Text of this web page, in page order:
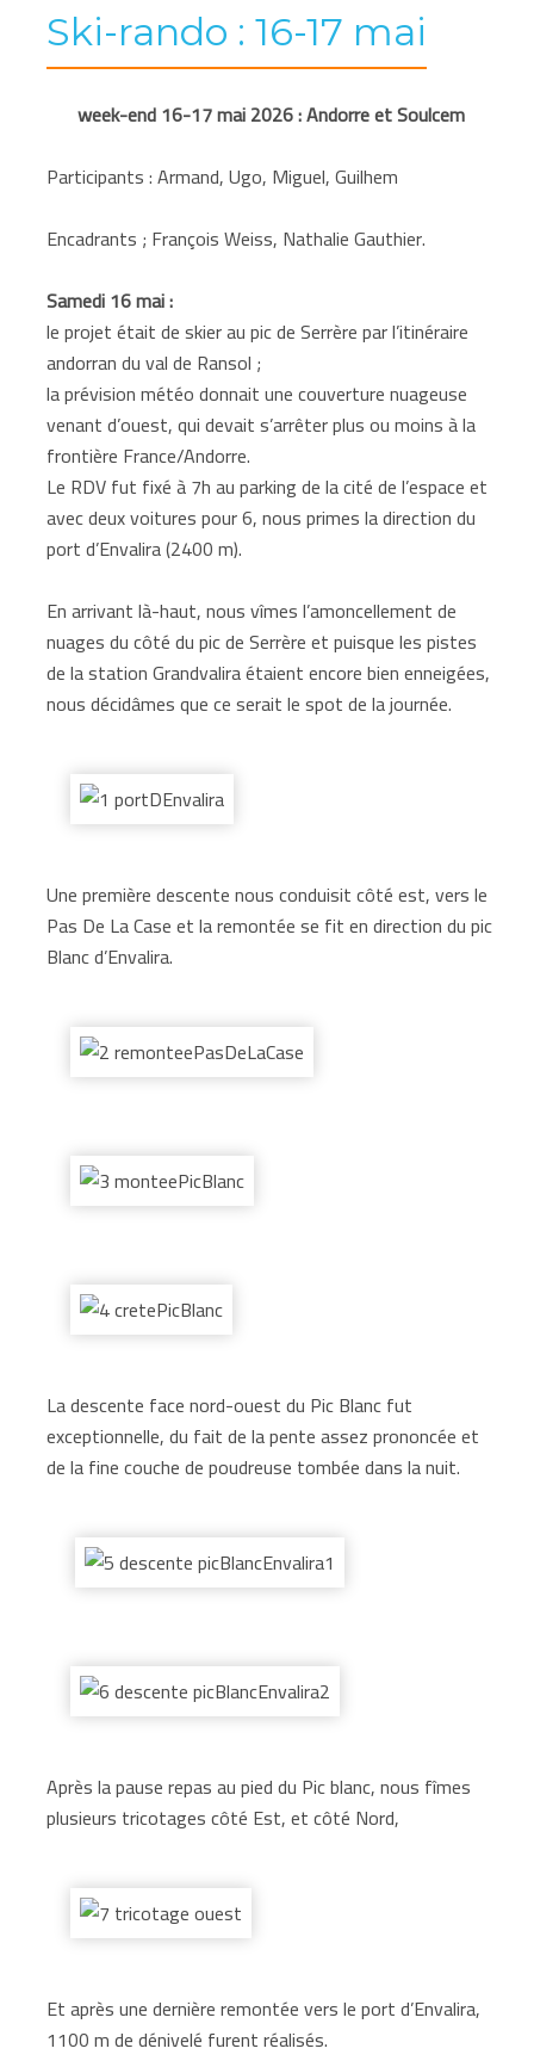
Ski-rando : 16-17 mai
week-end 16-17 mai 2026 : Andorre et Soulcem
Participants : Armand, Ugo, Miguel, Guilhem
Encadrants ; François Weiss, Nathalie Gauthier.
Samedi 16 mai :
le projet était de skier au pic de Serrère par l’itinéraire
andorran du val de Ransol ;
la prévision météo donnait une couverture nuageuse
venant d’ouest, qui devait s’arrêter plus ou moins à la
frontière France/Andorre.
Le RDV fut fixé à 7h au parking de la cité de l’espace et
avec deux voitures pour 6, nous primes la direction du
port d’Envalira (2400 m).
En arrivant là-haut, nous vîmes l’amoncellement de
nuages du côté du pic de Serrère et puisque les pistes
de la station Grandvalira étaient encore bien enneigées,
nous décidâmes que ce serait le spot de la journée.
Une première descente nous conduisit côté est, vers le
Pas De La Case et la remontée se fit en direction du pic
Blanc d’Envalira.
La descente face nord-ouest du Pic Blanc fut
exceptionnelle, du fait de la pente assez prononcée et
de la fine couche de poudreuse tombée dans la nuit.
Après la pause repas au pied du Pic blanc, nous fîmes
plusieurs tricotages côté Est, et côté Nord,
Et après une dernière remontée vers le port d’Envalira,
1100 m de dénivelé furent réalisés.